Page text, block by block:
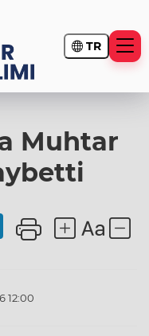
TR
Muhtar
12:00